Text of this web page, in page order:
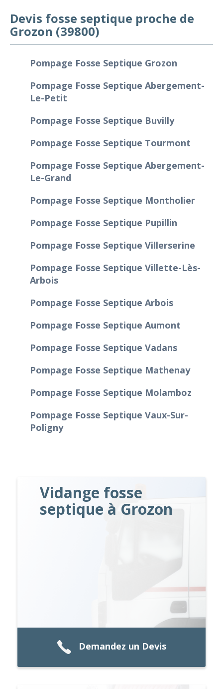
Devis fosse septique proche de
Grozon (39800)
Pompage Fosse Septique Grozon
Pompage Fosse Septique Abergement-
Le-Petit
Pompage Fosse Septique Buvilly
Pompage Fosse Septique Tourmont
Pompage Fosse Septique Abergement-
Le-Grand
Pompage Fosse Septique Montholier
Pompage Fosse Septique Pupillin
Pompage Fosse Septique Villerserine
Pompage Fosse Septique Villette-Lès-
Arbois
Pompage Fosse Septique Arbois
Pompage Fosse Septique Aumont
Pompage Fosse Septique Vadans
Pompage Fosse Septique Mathenay
Pompage Fosse Septique Molamboz
Pompage Fosse Septique Vaux-Sur-
Poligny
Vidange fosse
septique à Grozon
Demandez un Devis